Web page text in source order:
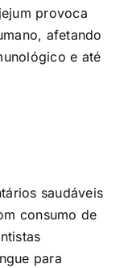
provoca
afetando
e até
saudáveis
consumo de
para